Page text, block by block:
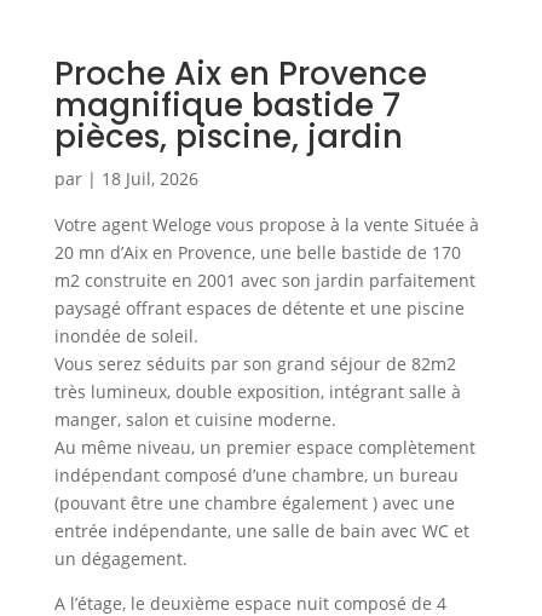
Proche Aix en Provence
magnifique bastide 7
pièces, piscine, jardin
par | 18 Juil, 2026
Votre agent Weloge vous propose à la vente Située à
20 mn d’Aix en Provence, une belle bastide de 170
m2 construite en 2001 avec son jardin parfaitement
paysagé offrant espaces de détente et une piscine
inondée de soleil.
Vous serez séduits par son grand séjour de 82m2
très lumineux, double exposition, intégrant salle à
manger, salon et cuisine moderne.
Au même niveau, un premier espace complètement
indépendant composé d’une chambre, un bureau
(pouvant être une chambre également ) avec une
entrée indépendante, une salle de bain avec WC et
un dégagement.
A l’étage, le deuxième espace nuit composé de 4